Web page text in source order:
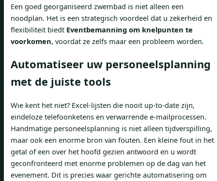
Een goed georganiseerd zwembad is niet alleen een
noodplan. Het is een strategisch voordeel dat u zekerheid en
flexibiliteit biedt Eventbemanning om knelpunten te
voorkomen, voordat ze zelfs maar een probleem worden.
Automatiseer uw personeelsplanning
met de juiste tools
Wie kent het niet? Excel-lijsten die nooit up-to-date zijn,
eindeloze telefoonketens en verwarrende e-mailprocessen.
Handmatige personeelsplanning is niet alleen tijdverspilling,
maar ook een enorme bron van fouten. Een kleine fout in het
getal of een over het hoofd gezien antwoord en u wordt
geconfronteerd met enorme problemen op de dag van het
evenement. Dit is precies waar gerichte automatisering om